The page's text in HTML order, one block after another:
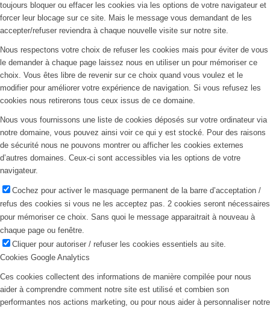
toujours bloquer ou effacer les cookies via les options de votre navigateur et
forcer leur blocage sur ce site. Mais le message vous demandant de les
accepter/refuser reviendra à chaque nouvelle visite sur notre site.
Nous respectons votre choix de refuser les cookies mais pour éviter de vous
le demander à chaque page laissez nous en utiliser un pour mémoriser ce
choix. Vous êtes libre de revenir sur ce choix quand vous voulez et le
modifier pour améliorer votre expérience de navigation. Si vous refusez les
cookies nous retirerons tous ceux issus de ce domaine.
Nous vous fournissons une liste de cookies déposés sur votre ordinateur via
notre domaine, vous pouvez ainsi voir ce qui y est stocké. Pour des raisons
de sécurité nous ne pouvons montrer ou afficher les cookies externes
d’autres domaines. Ceux-ci sont accessibles via les options de votre
navigateur.
Cochez pour activer le masquage permanent de la barre d’acceptation /
refus des cookies si vous ne les acceptez pas. 2 cookies seront nécessaires
pour mémoriser ce choix. Sans quoi le message apparaitrait à nouveau à
chaque page ou fenêtre.
Cliquer pour autoriser / refuser les cookies essentiels au site.
Cookies Google Analytics
Ces cookies collectent des informations de manière compilée pour nous
aider à comprendre comment notre site est utilisé et combien son
performantes nos actions marketing, ou pour nous aider à personnaliser notre